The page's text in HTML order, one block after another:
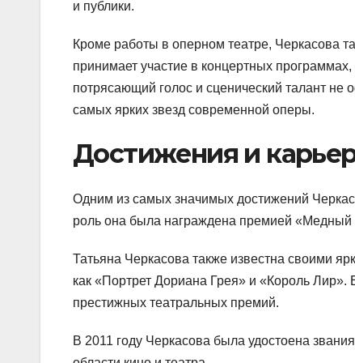
и публики.
Кроме работы в оперном театре, Черкасова
принимает участие в концертных
потрясающий голос и сценический талант не
самых ярких звезд современной оперы.
Достижения и
Одним из самых значимых достижений
роль она была награждена премией «Медный
Татьяна Черкасова также известна своими
как «Портрет Дориана Грея» и «Король
престижных театральных премий.
В 2011 году Черкасова была удостоена